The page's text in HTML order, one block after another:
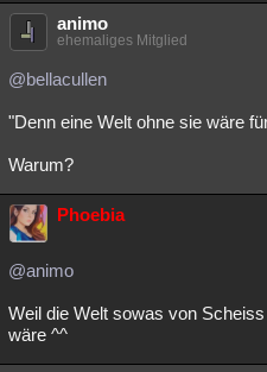
animo
ehemaliges Mitglied
@bellacullen
"Denn eine Welt ohne sie wäre
Warum?
Phoebia
@animo
Weil die Welt sowas von
wäre ^^